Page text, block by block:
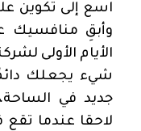
اسع إلى تكوين
وأبقِ منافسيك
الأيام الأولى
شيء يجعلك
جديد في الساحة،
لاحقا عندما تقع